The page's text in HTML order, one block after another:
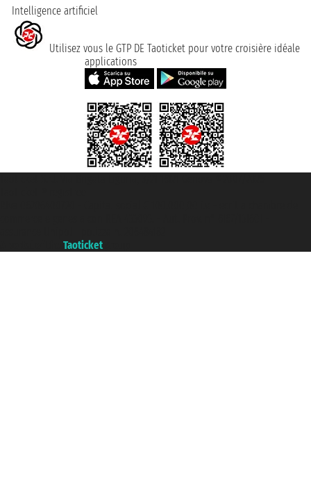
Intelligence artificiel
Utilisez vous le GTP DE Taoticket pour votre croisière idéale
applications
Taoticket